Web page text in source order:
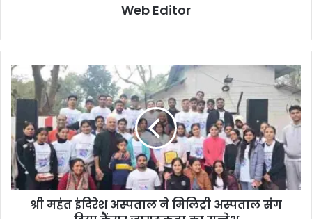
Web Editor
श्री महंत इंदिरेश अस्पताल ने मिलिट्री अस्पताल संग